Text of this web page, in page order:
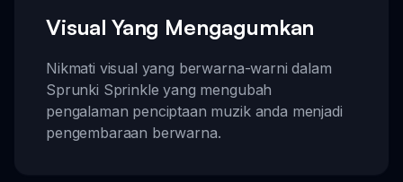
Visual Yang Mengagumkan
Nikmati visual yang berwarna-warni dalam
Sprunki Sprinkle yang mengubah
pengalaman penciptaan muzik anda menjadi
pengembaraan berwarna.